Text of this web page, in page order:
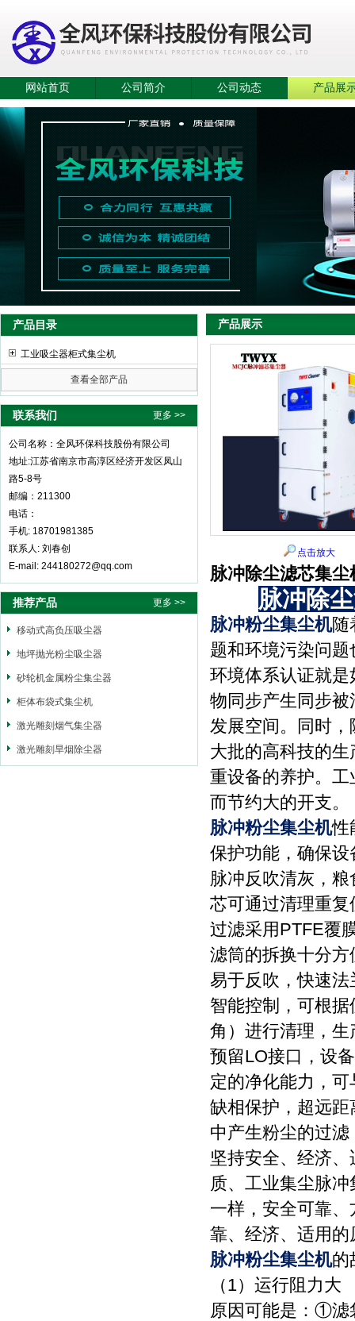
网站首页 公司简介 公司动态 产品展
产品目录
工业吸尘器柜式集尘机
查看全部产品
联系我们 更多 >>
公司名称：全风环保科技股份有限公司
地址:江苏省南京市高淳区经济开发区凤山
路5-8号
邮编：211300
电话：
手机: 18701981385
联系人: 刘春创
E-mail: 244180272@qq.com
推荐产品 更多 >>
移动式高负压吸尘器
地坪抛光粉尘吸尘器
砂轮机金属粉尘集尘器
柜体布袋式集尘机
激光雕刻烟气集尘器
激光雕刻旱烟除尘器
产品展示
点击放大
脉冲除尘滤芯集尘
脉冲除
脉冲粉尘集尘机随
题和环境污染问
环境体系认证就
物同步产生同步
发展空间。同时
大批的高科技的
重设备的养护。
而节约大的开支。
脉冲粉尘集尘机性
保护功能，确保
脉冲反吹清灰，
芯可通过清理重
过滤采用PTFE覆
滤筒的拆换十分
易于反吹，快速
智能控制，可根
角）进行清理，
预留LO接口，设
定的净化能力，
缺相保护，超远
中产生粉尘的过
坚持安全、经济
质、工业集尘脉
一样，安全可靠
靠、经济、适用的
脉冲粉尘集尘机的
（1）运行阻力大
原因可能是：①